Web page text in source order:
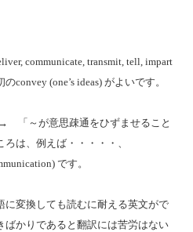
communicate, transmit, tell, impart
convey (one’s ideas) がよいです。
「～が意思疎通をひずませること
は、例えば・・・・・、
です。
に変換しても読むに耐える英文がで
ばかりであると翻訳には苦労はない